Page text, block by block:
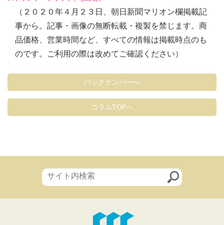
（２０２０年４月２３日、朝日新聞マリオン欄掲載記
事から。記事・画像の無断転載・複製を禁じます。商
品価格、営業時間など、すべての情報は掲載時点のも
のです。ご利用の際は改めてご確認ください）
バックナンバーへ
コラムTOPへ